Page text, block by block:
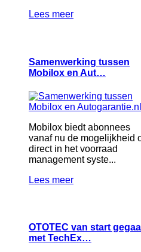
Lees meer
Samenwerking tussen
Mobilox en Aut…
Mobilox biedt abonnees
vanaf nu de mogelijkheid
direct in het voorraad
management syste...
Lees meer
OTOTEC van start
met TechEx…